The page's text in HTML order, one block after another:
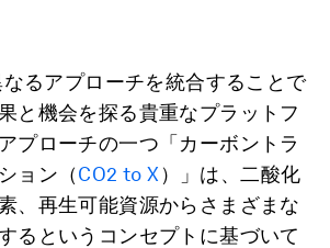
るアプローチを統合することで
と機会を探る貴重なプラットフ
プローチの一つ「カーボントラ
ョン（CO2 to X ）」は、二酸化
、再生可能資源からさまざまな
るというコンセプトに基づいて